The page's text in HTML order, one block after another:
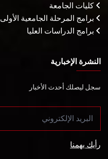
كليات الجامعة
برامج المرحلة الجامعية الأولى
برامج الدراسات العليا
النشرة الإخبارية
سجل ليصلك أحدث الأخبار
رأيك يهمنا